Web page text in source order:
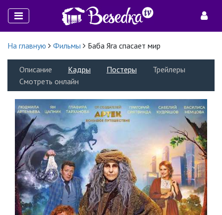
На главную Фильмы Баба Яга спасает мир
Описание Кадры Постеры
Трейлеры
Смотреть онлайн